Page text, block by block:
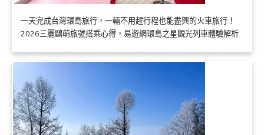
一天完成台灣環島旅行，一輛不用趕行程也能盡興的火車旅行！
2026三麗鷗萌旅號搭乘心得，易遊網環島之星觀光列車體驗解析